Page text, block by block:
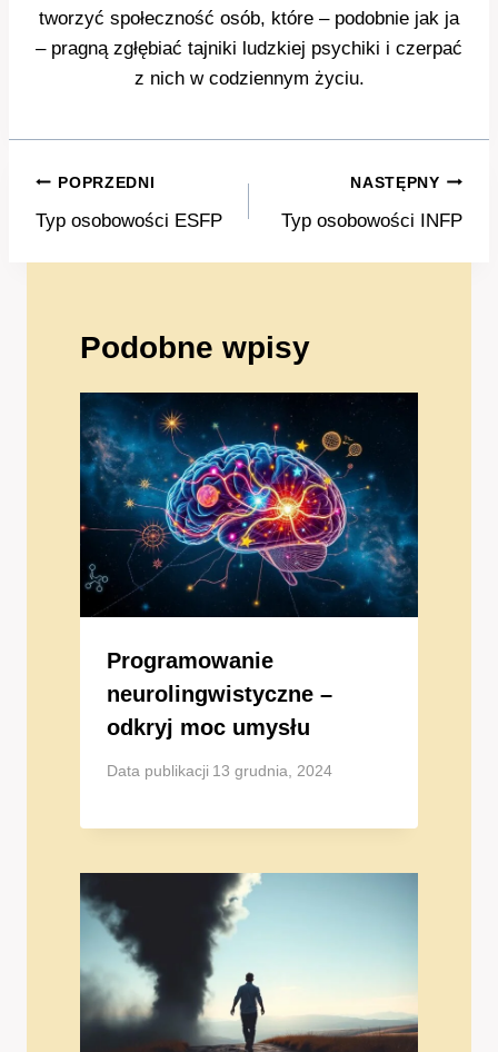
tworzyć społeczność osób, które – podobnie jak ja
– pragną zgłębiać tajniki ludzkiej psychiki i czerpać
z nich w codziennym życiu.
Nawigacja
wpisu
POPRZEDNI
Typ osobowości ESFP
NASTĘPNY
Typ osobowości INFP
Podobne wpisy
Programowanie
neurolingwistyczne –
odkryj moc umysłu
Data publikacji 13 grudnia, 2024